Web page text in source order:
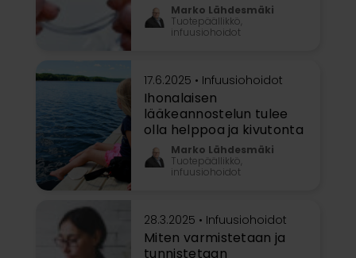
Marko Lähdesmäki
Tuotepäällikkö,
infuusiohoidot
17.6.2025 • Infuusiohoidot
Ihonalaisen
lääkeannostelun tulee
olla helppoa ja kivutonta
Marko Lähdesmäki
Tuotepäällikkö,
infuusiohoidot
28.3.2025 • Infuusiohoidot
Miten varmistetaan ja
tunnistetaan